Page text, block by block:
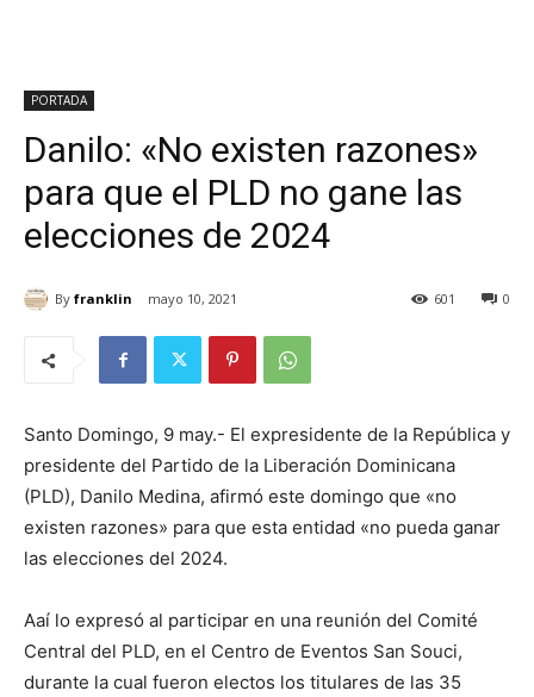
PORTADA
Danilo: «No existen razones»
para que el PLD no gane las
elecciones de 2024
By franklin mayo 10, 2021 0
601
Santo Domingo, 9 may.- El expresidente de la República y
presidente del Partido de la Liberación Dominicana
(PLD), Danilo Medina, afirmó este domingo que «no
existen razones» para que esta entidad «no pueda ganar
las elecciones del 2024.
Aaí lo expresó al participar en una reunión del Comité
Central del PLD, en el Centro de Eventos San Souci,
durante la cual fueron electos los titulares de las 35